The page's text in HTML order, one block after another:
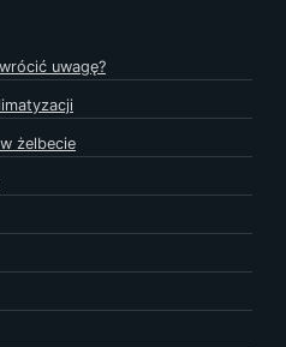
uwagę?
żelbecie